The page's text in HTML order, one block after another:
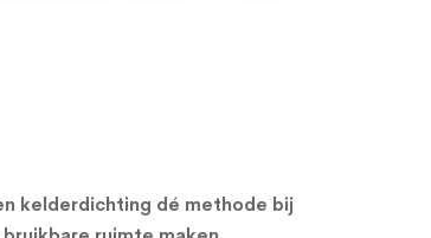
kelderdichting dé methode bij